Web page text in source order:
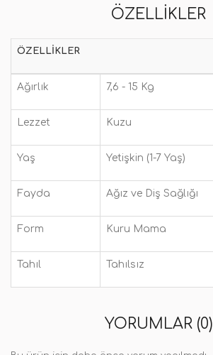
ÖZELLIKLER
ÖZELLIKLER
Ağırlık 7,6 - 15 Kg
Lezzet Kuzu
Yaş Yetişkin (1-7 Yaş)
Fayda Ağız ve Diş Sağlığı
Form Kuru Mama
Tahıl Tahılsız
YORUMLAR (0)